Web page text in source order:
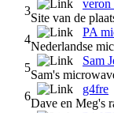
3
veron
Site van de
4
PA
Nederlandse
5
Sam
Sam's
6
g4fre
Dave en Meg's